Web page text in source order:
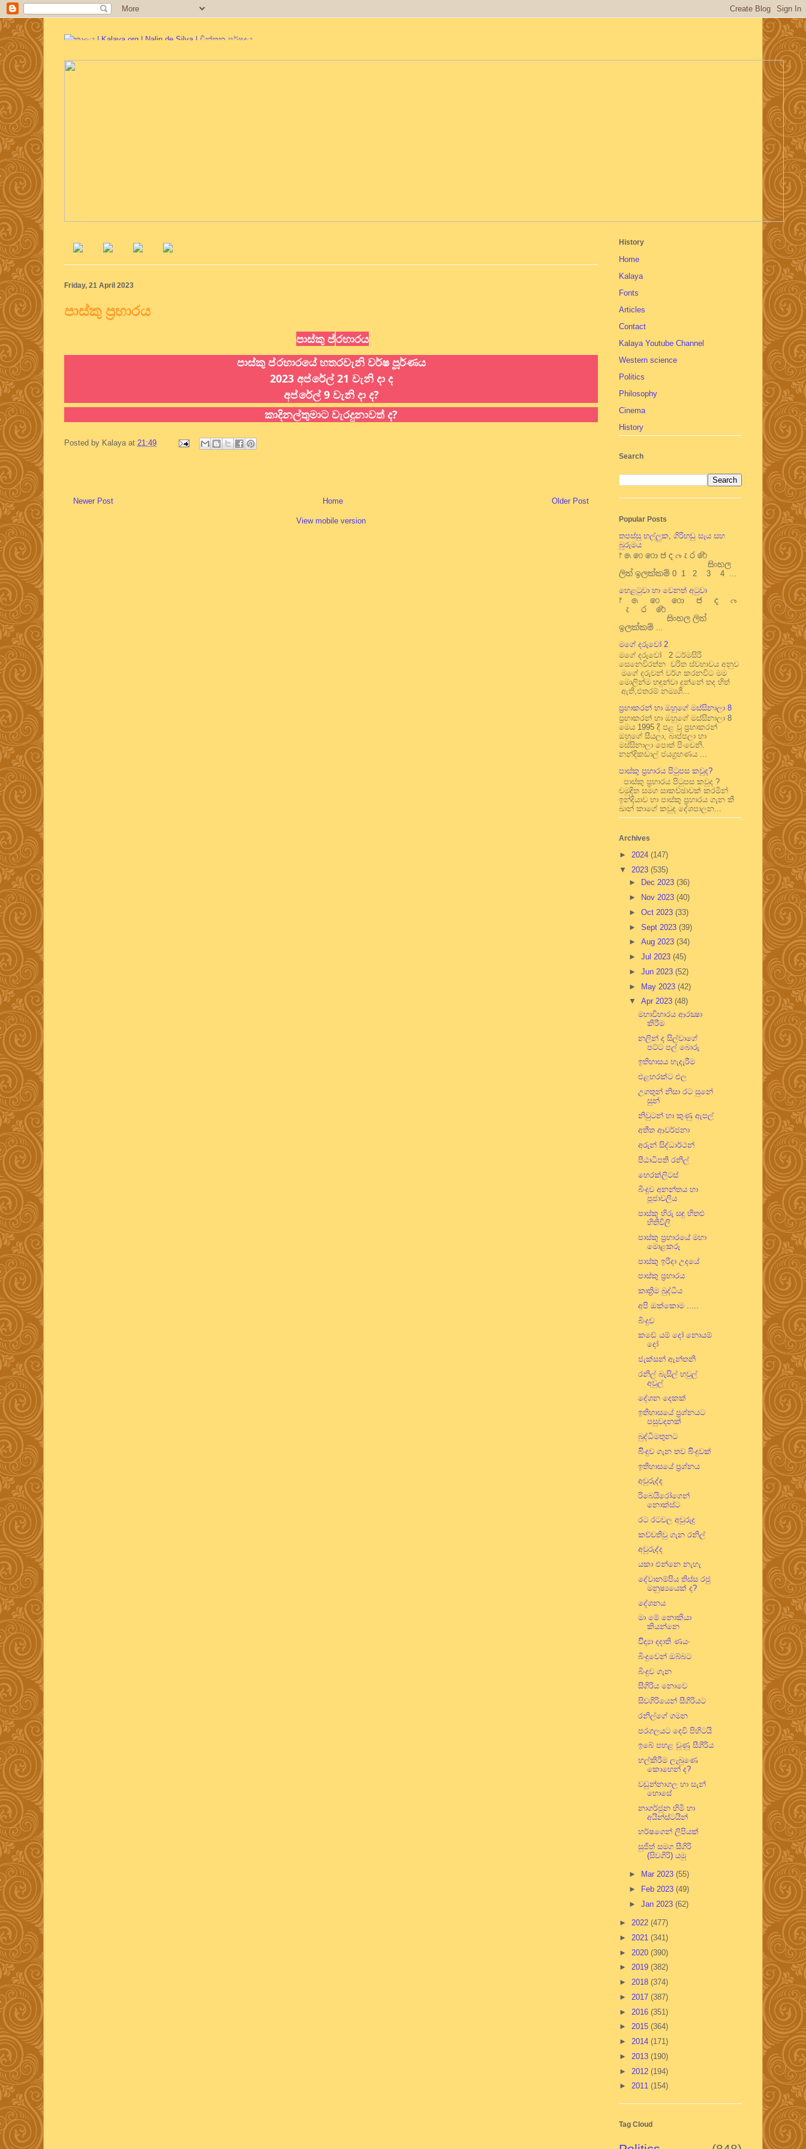
Friday, 21 April 2023
පාස්කු ප්‍රහාරය
පාස්කු ප්රහාරය
පාස්කු ප්රහාරයේ හතරවැනි වර්ෂ පූූර්ණය
2023 අප්රේල් 21 වැනි දා ද
අප්රේල් 9 වැනි දා ද?
කාදිනල්තුමාට වැරදුනාවත් ද?
Posted by Kalaya at 21:49
Newer Post Older Post
Home
View mobile version
History
Home
Kalaya
Fonts
Articles
Contact
Kalaya Youtube Channel
Western science
Politics
Philosophy
Cinema
History
Search
Popular Posts
තපස්සු භල්ලුක, ගිරිහඬු සෑය සහ
බුරුමය
෦ ෧ ෨ ෩ ෪ ෫ ෬ ෭ ෮ ෯
සිංහල
ලිත් ඉලක්කම් 0 1 2 3 4 ...
හෙළටුවා හා වෙනත් අටුවා
෦ ෧ ෨ ෩ ෪ ෫ ෬
෭ ෮ ෯
සිංහල ලිත්
ඉලක්කම් ...
මගේ දරුවෝ 2
මගේ දරුවෝ 2 ධර්මසිරි
සෙනෙවිරත්න චරිත ස්වභාවය අනුව
මගේ දරුවන් වර්ග කරනවිට මම
මොලින්ම හඳුන්වා දුන්නේ තද හිත්
ඇති,එතරම් නම්‍යශී...
ප්‍රභාකරන් හා ඔහුගේ මස්සිනාලා 8
ප්‍රභාකරන් හා ඔහුගේ මස්සිනාලා 8
මෙය 1995 දී පළ වූ ප්‍රභාකරන්
ඔහුගේ සීයලා, බාප්පලා හා
මස්සිනාලා පොත් පිංචෙනි.
නන්දිකඩාල් ජයග්‍රහණය ...
පාස්කු ප්‍රහාරය පිටුපස කවුද?
පාස්කු ප්‍රහාරය පිටුපස කවුද ?
චමුදිත සමග සාකච්ඡාවක් කරමින්
ඉන්දියාව හා පාස්කු ප්‍රහාරය ගැන කී
ඛාන් කාගේ කවුද දේශපාලන...
Archives
► 2024 (147)
▼ 2023 (535)
►
Dec 2023 (36)
►
Nov 2023 (40)
► Oct 2023 (33)
► Sept 2023 (39)
► Aug 2023 (34)
► Jul 2023 (45)
► Jun 2023 (52)
► May 2023 (42)
▼ Apr 2023 (48)
මහාවිහාරය ආරක්‍ෂා
කිරීම
නලින් ද සිල්වාගේ
පට්ට පල් බොරු
ඉතිහාසය හැදෑරීම
එළහරක්ට එල
උගතුන් නිසා රට සුනේ
සුන්
නිවුටන් හා කුණු ඇපල්
අතීත ආවර්ජනා
අරුන් සිද්ධාර්ථන්
පීඨාධිපති රනිල්
හෙරක්ලිටස්
බිංදුව අනන්තය හා
පූජාවලිය
පාස්කු හිරු සඳු හිතළු
හිතිවිලි
පාස්කු ප්‍රහාරයේ මහා
මොළකරු
පාස්කු ඉරිදා උදයේ
පාස්කු ප්‍රහාරය
කෘත්‍රිම බුද්ධිය
අපි ඔක්කොම .....
බිංදුව
කඩේ යම් දෝ නොයම්
දෝ
ජැක්සන් ඇන්තනි
රනිල් බැසිල් හවුල්
අවුල්
දේශන දෙකක්
ඉතිහාසයේ ප්‍රශ්නයට
පසුවදනක්
බුද්ධිමතුනට
බිිංදුව ගැන තව බිිංදුවක්
ඉතිහාසයේ ප්‍රශ්නය
අවුරුද්ද
රිබෙයිරෝගෙන්
නොක්ස්ට
රට රටවල අවුරුදු
කච්චතිවු ගැන රනිල්
අවුරුද්ද
යකා එන්නෙ නැහැ
දේවානම්පිය තිස්ස රජු
මනුෂ්‍යයෙක් ද?
දේශනය
මා මේ නොකියා
කියන්නෙ
විිද්‍යා දදාති ණයං
බිංදුවෙන් ඔබ්බට
බිංදුව ගැන
සීගිරිය නොවෙ
සිවගිරියෙන් සීගිරියට
රනිල්ගේ ගමන
පරගලයට දෙවි පිහිටයි
ඉබේ පහළ වුණු සීගිරිය
හල්කිරීම ලැබුණෙ
කොහෙන් ද?
වඩුන්නාගල හා සැන්
හොසේ
නාගර්ජූන හිමි හා
අයින්ස්ටයින්
හර්ෂගෙන් ලිපියක්
සුජිත් සමග සීගිරි
(සිවගිරි) යමු
► Mar 2023 (55)
►
Feb 2023 (49)
► Jan 2023 (62)
► 2022 (477)
► 2021 (341)
► 2020 (390)
► 2019 (382)
► 2018 (374)
► 2017 (387)
► 2016 (351)
► 2015 (364)
► 2014 (171)
► 2013 (190)
► 2012 (194)
► 2011 (154)
Tag Cloud